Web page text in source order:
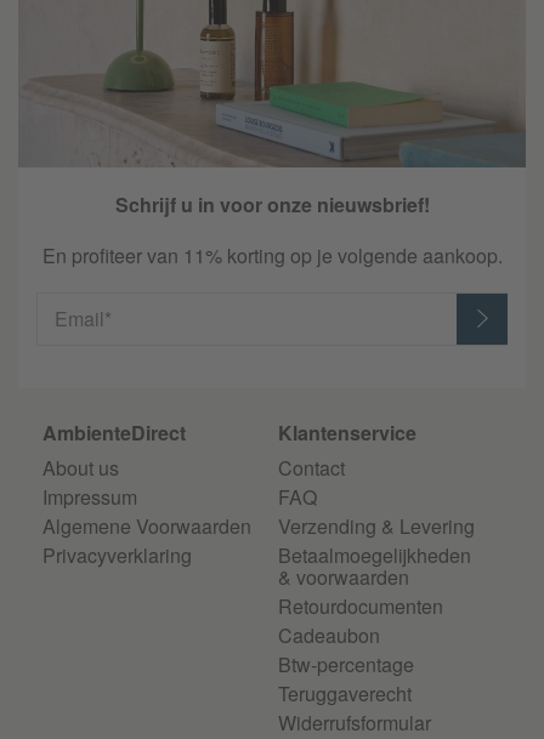
Schrijf u in voor onze nieuwsbrief!
En profiteer van 11% korting op je volgende aankoop.
Email*
AmbienteDirect
About us
Impressum
Algemene Voorwaarden
Privacyverklaring
Klantenservice
Contact
FAQ
Verzending & Levering
Betaalmoegelijkheden
& voorwaarden
Retourdocumenten
Cadeaubon
Btw-percentage
Teruggaverecht
Widerrufsformular